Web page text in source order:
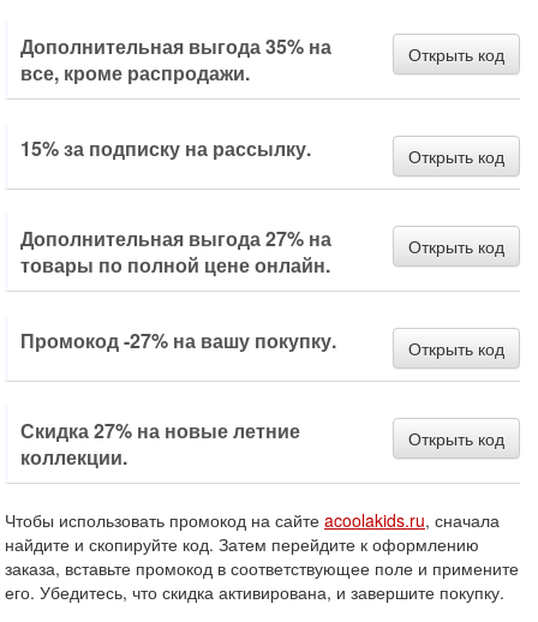
Дополнительная выгода 35% на
все, кроме распродажи.
Открыть код
15% за подписку на рассылку. Открыть код
Дополнительная выгода 27% на
товары по полной цене онлайн.
Открыть код
Промокод -27% на вашу покупку. Открыть код
Скидка 27% на новые летние
коллекции.
Открыть код
Чтобы использовать промокод на сайте acoolakids.ru, сначала
найдите и скопируйте код. Затем перейдите к оформлению
заказа, вставьте промокод в соответствующее поле и примените
его. Убедитесь, что скидка активирована, и завершите покупку.